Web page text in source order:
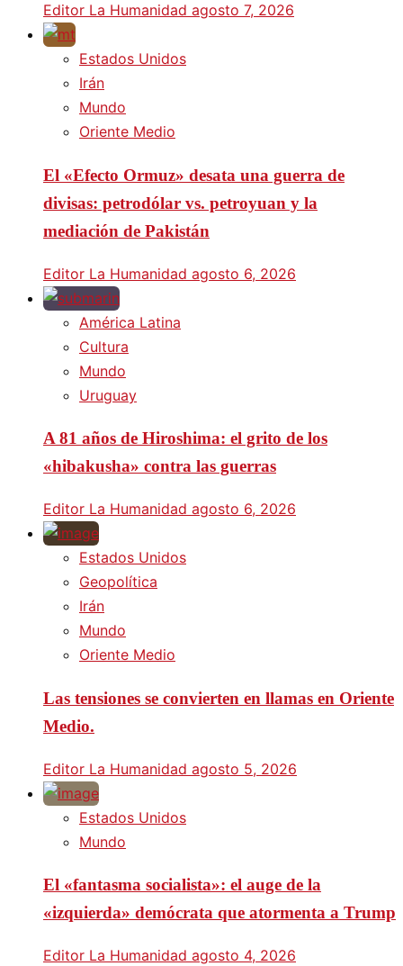
Editor La Humanidad agosto 7, 2026
Estados Unidos
Irán
Mundo
Oriente Medio
El «Efecto Ormuz» desata una guerra de
divisas: petrodólar vs. petroyuan y la
mediación de Pakistán
Editor La Humanidad agosto 6, 2026
América Latina
Cultura
Mundo
Uruguay
A 81 años de Hiroshima: el grito de los
«hibakusha» contra las guerras
Editor La Humanidad agosto 6, 2026
Estados Unidos
Geopolítica
Irán
Mundo
Oriente Medio
Las tensiones se convierten en llamas en Oriente
Medio.
Editor La Humanidad agosto 5, 2026
Estados Unidos
Mundo
El «fantasma socialista»: el auge de la
«izquierda» demócrata que atormenta a Trump
Editor La Humanidad agosto 4, 2026